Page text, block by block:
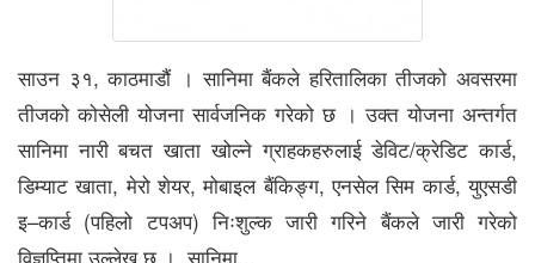
साउन ३१, काठमाडौं । सानिमा बैंकले हरितालिका तीजको अवसरमा
तीजको कोसेली योजना सार्वजनिक गरेको छ । उक्त योजना अन्तर्गत
सानिमा नारी बचत खाता खोल्ने ग्राहकहरुलाई डेविट/क्रेडिट कार्ड,
डिम्याट खाता, मेरो शेयर, मोबाइल बैंकिङ्ग, एनसेल सिम कार्ड, युएसडी
इ–कार्ड (पहिलो टपअप) निःशुल्क जारी गरिने बैंकले जारी गरेको
विज्ञप्तिमा उल्लेख छ । सानिमा...